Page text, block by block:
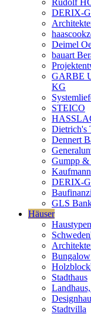
Rudolf
DERIX-
Deimel
bauart
GARBE
KG
STEICO
Dietrich's
Dennert
Gumpp &
DERIX-
GLS
Häuser
Haustypen
Bungalow
Stadthaus
Stadtvilla